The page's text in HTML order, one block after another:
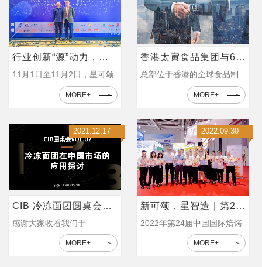
行业创新“源”动力，星可颂亮相中国焙烤行业发展高峰论坛
11月1日至11月2日，星可颂
亮相第9届中国焙烤行业发展
高峰论坛，并赞助了第2届中
论坛，与来自烘焙产业链各
环节代表企业共话行业创新
发展趋势。
MORE+
香港太寅食品集团与6E Capital达成战略合作，共同推动睿泽（上海）食品有限公司（星可颂）的业务发展
总部位于香港的全球食品制
造商香港太寅食品集团
（PTG Food），与知名家族
办公室6E Capital宣布双方建
立战略合作关系，携手管理
并推进睿泽（上海）食品有
限公司（星可颂）的业务发
展。在此合作框架下，6E
Capital将成为少数股东，获
得董事会席位，同时Mac El
Omari将出任星可颂执行副董
MORE+
2021.12.17
CIB 冷冻面团圆桌会，你不想错过的干货
感谢大家收看我们于
12/05（上周日）举办的
「CIB 圆桌会 Vol.02｜冷冻
MORE+
2022.09.30
新可颂，星智造｜第24节中国国际焙烤展圆满落幕！
2022年第24届中国国际焙烤
展已于9月22日，在上海虹桥
国家会展中心，圆满落幕。
MORE+